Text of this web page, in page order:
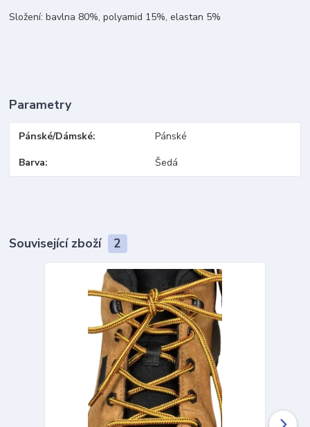
Složení: bavlna 80%, polyamid 15%, elastan 5%
Parametry
Pánské/Dámské Pánské
Barva Šedá
Související zboží 2